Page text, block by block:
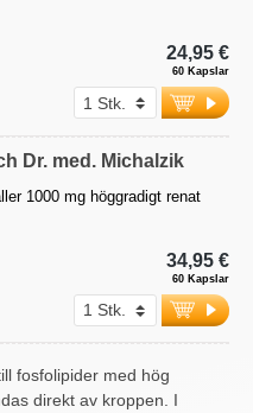
60 Kapslar
24,95 €
Dr. med. Michalzik
1000 mg höggradigt renat
60 Kapslar
34,95 €
fosfolipider med hög
direkt av kroppen. I